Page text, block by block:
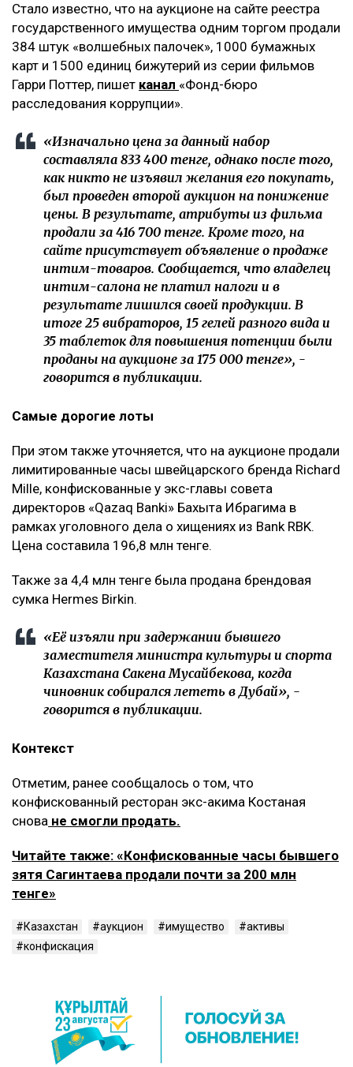
Стало известно, что на аукционе на сайте реестра
государственного имущества одним торгом продали
384 штук «волшебных палочек», 1000 бумажных
карт и 1500 единиц бижутерий из серии фильмов
Гарри Поттер, пишет канал «Фонд-бюро
расследования коррупции».
«Изначально цена за данный набор
составляла 833 400 тенге, однако после того,
как никто не изъявил желания его покупать,
был проведен второй аукцион на понижение
цены. В результате, атрибуты из фильма
продали за 416 700 тенге. Кроме того, на
сайте присутствует объявление о продаже
интим-товаров. Сообщается, что владелец
интим-салона не платил налоги и в
результате лишился своей продукции. В
итоге 25 вибраторов, 15 гелей разного вида и
35 таблеток для повышения потенции были
проданы на аукционе за 175 000 тенге», -
говорится в публикации.
Самые дорогие лоты
При этом также уточняется, что на аукционе продали
лимитированные часы швейцарского бренда Richard
Mille, конфискованные у экс-главы совета
директоров «Qazaq Banki» Бахыта Ибрагима в
рамках уголовного дела о хищениях из Bank RBK.
Цена составила 196,8 млн тенге.
Также за 4,4 млн тенге была продана брендовая
сумка Hermes Birkin.
«Её изъяли при задержании бывшего
заместителя министра культуры и спорта
Казахстана Сакена Мусайбекова, когда
чиновник собирался лететь в Дубай», -
говорится в публикации.
Контекст
Отметим, ранее сообщалось о том, что
конфискованный ресторан экс-акима Костаная
снова не смогли продать.
Читайте также: «Конфискованные часы бывшего
зятя Сагинтаева продали почти за 200 млн
тенге»
Казахстан аукцион имущество
активы
конфискация